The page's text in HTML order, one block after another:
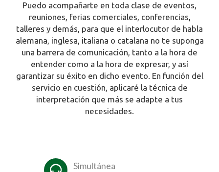
Puedo acompañarte en toda clase de eventos,
reuniones, ferias comerciales, conferencias,
talleres y demás, para que el interlocutor de habla
alemana, inglesa, italiana o catalana no te suponga
una barrera de comunicación, tanto a la hora de
entender como a la hora de expresar, y así
garantizar su éxito en dicho evento. En función del
servicio en cuestión, aplicaré la técnica de
interpretación que más se adapte a tus
necesidades.
Simultánea